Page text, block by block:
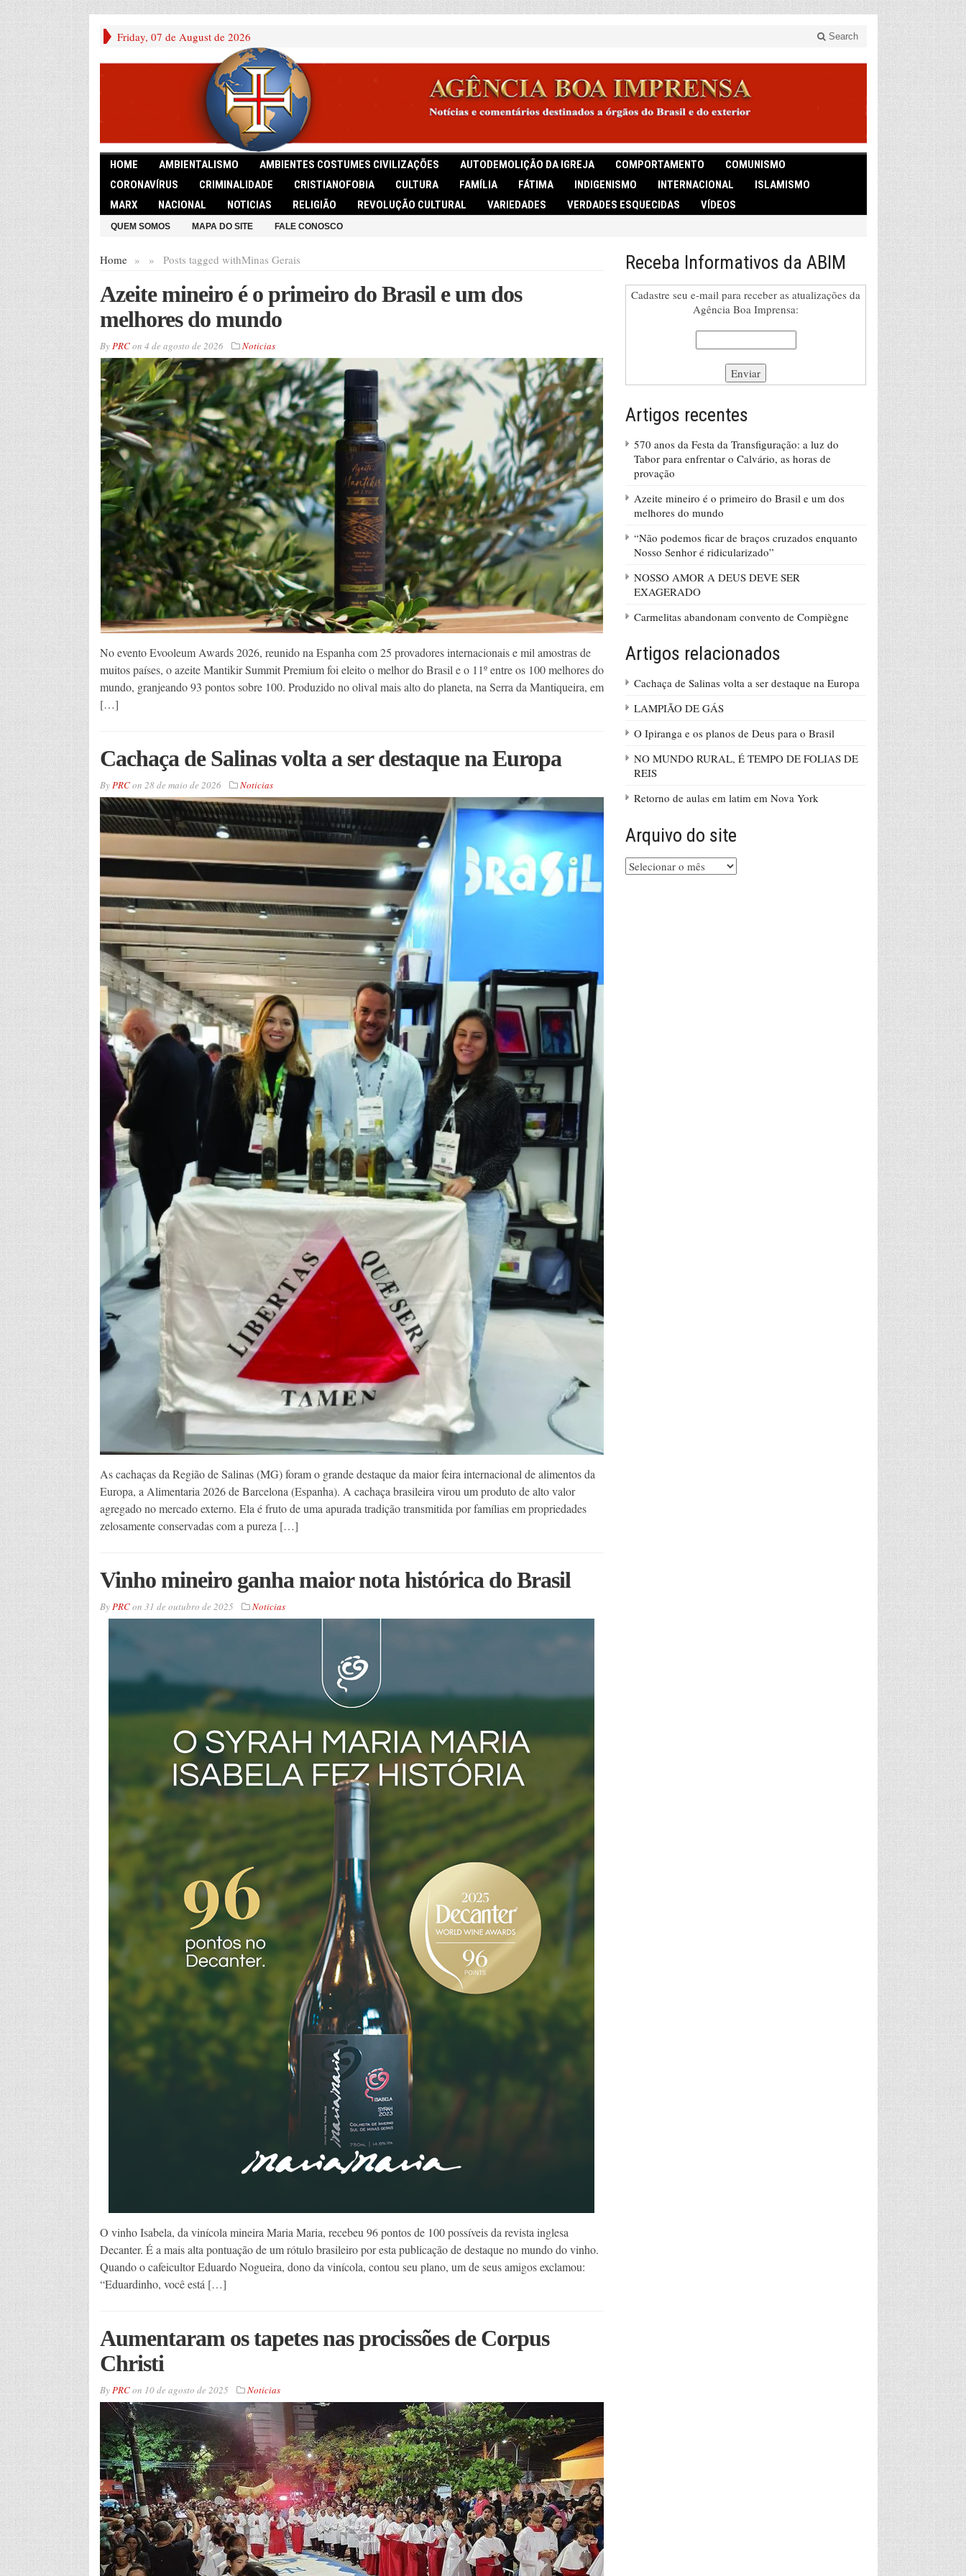
Friday, 07 de August de 2026 Search
HOME AMBIENTALISMO AMBIENTES COSTUMES CIVILIZAÇÕES AUTODEMOLIÇÃO DA IGREJA COMPORTAMENTO
COMUNISMO
CORONAVÍRUS
CRIMINALIDADE CRISTIANOFOBIA CULTURA FAMÍLIA FÁTIMA INDIGENISMO INTERNACIONAL
ISLAMISMO
MARX
NACIONAL NOTICIAS RELIGIÃO REVOLUÇÃO CULTURAL VARIEDADES VERDADES ESQUECIDAS VÍDEOS
QUEM SOMOS MAPA DO SITE FALE CONOSCO
Home » Posts tagged with
» Minas Gerais
Azeite mineiro é o primeiro do Brasil e um dos
melhores do mundo
ByPRCon 4 de agosto de 2026 Noticias
No evento Evooleum Awards 2026, reunido na Espanha com 25 provadores internacionais e mil amostras de
muitos países, o azeite Mantikir Summit Premium foi eleito o melhor do Brasil e o 11º entre os 100 melhores do
mundo, granjeando 93 pontos sobre 100. Produzido no olival mais alto do planeta, na Serra da Mantiqueira, em
[…]
Cachaça de Salinas volta a ser destaque na Europa
ByPRCon 28 de maio de 2026 Noticias
As cachaças da Região de Salinas (MG) foram o grande destaque da maior feira internacional de alimentos da
Europa, a Alimentaria 2026 de Barcelona (Espanha). A cachaça brasileira virou um produto de alto valor
agregado no mercado externo. Ela é fruto de uma apurada tradição transmitida por famílias em propriedades
zelosamente conservadas com a pureza […]
Vinho mineiro ganha maior nota histórica do Brasil
ByPRCon 31 de outubro de 2025 Noticias
O vinho Isabela, da vinícola mineira Maria Maria, recebeu 96 pontos de 100 possíveis da revista inglesa
Decanter. É a mais alta pontuação de um rótulo brasileiro por esta publicação de destaque no mundo do vinho.
Quando o cafeicultor Eduardo Nogueira, dono da vinícola, contou seu plano, um de seus amigos exclamou:
“Eduardinho, você está […]
Aumentaram os tapetes nas procissões de Corpus
Christi
ByPRCon 10 de agosto de 2025 Noticias
Receba Informativos da ABIM
Cadastre seu e-mail para receber as atualizações da
Agência Boa Imprensa:
Artigos recentes
570 anos da Festa da Transfiguração: a luz do
Tabor para enfrentar o Calvário, as horas de
provação
Azeite mineiro é o primeiro do Brasil e um dos
melhores do mundo
“Não podemos ficar de braços cruzados enquanto
Nosso Senhor é ridicularizado”
NOSSO AMOR A DEUS DEVE SER
EXAGERADO
Carmelitas abandonam convento de Compiègne
Artigos relacionados
Cachaça de Salinas volta a ser destaque na Europa
LAMPIÃO DE GÁS
O Ipiranga e os planos de Deus para o Brasil
NO MUNDO RURAL, É TEMPO DE FOLIAS DE
REIS
Retorno de aulas em latim em Nova York
Arquivo do site
Arquivo
do